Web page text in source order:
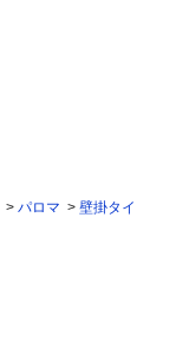
パロマ
壁掛タイ